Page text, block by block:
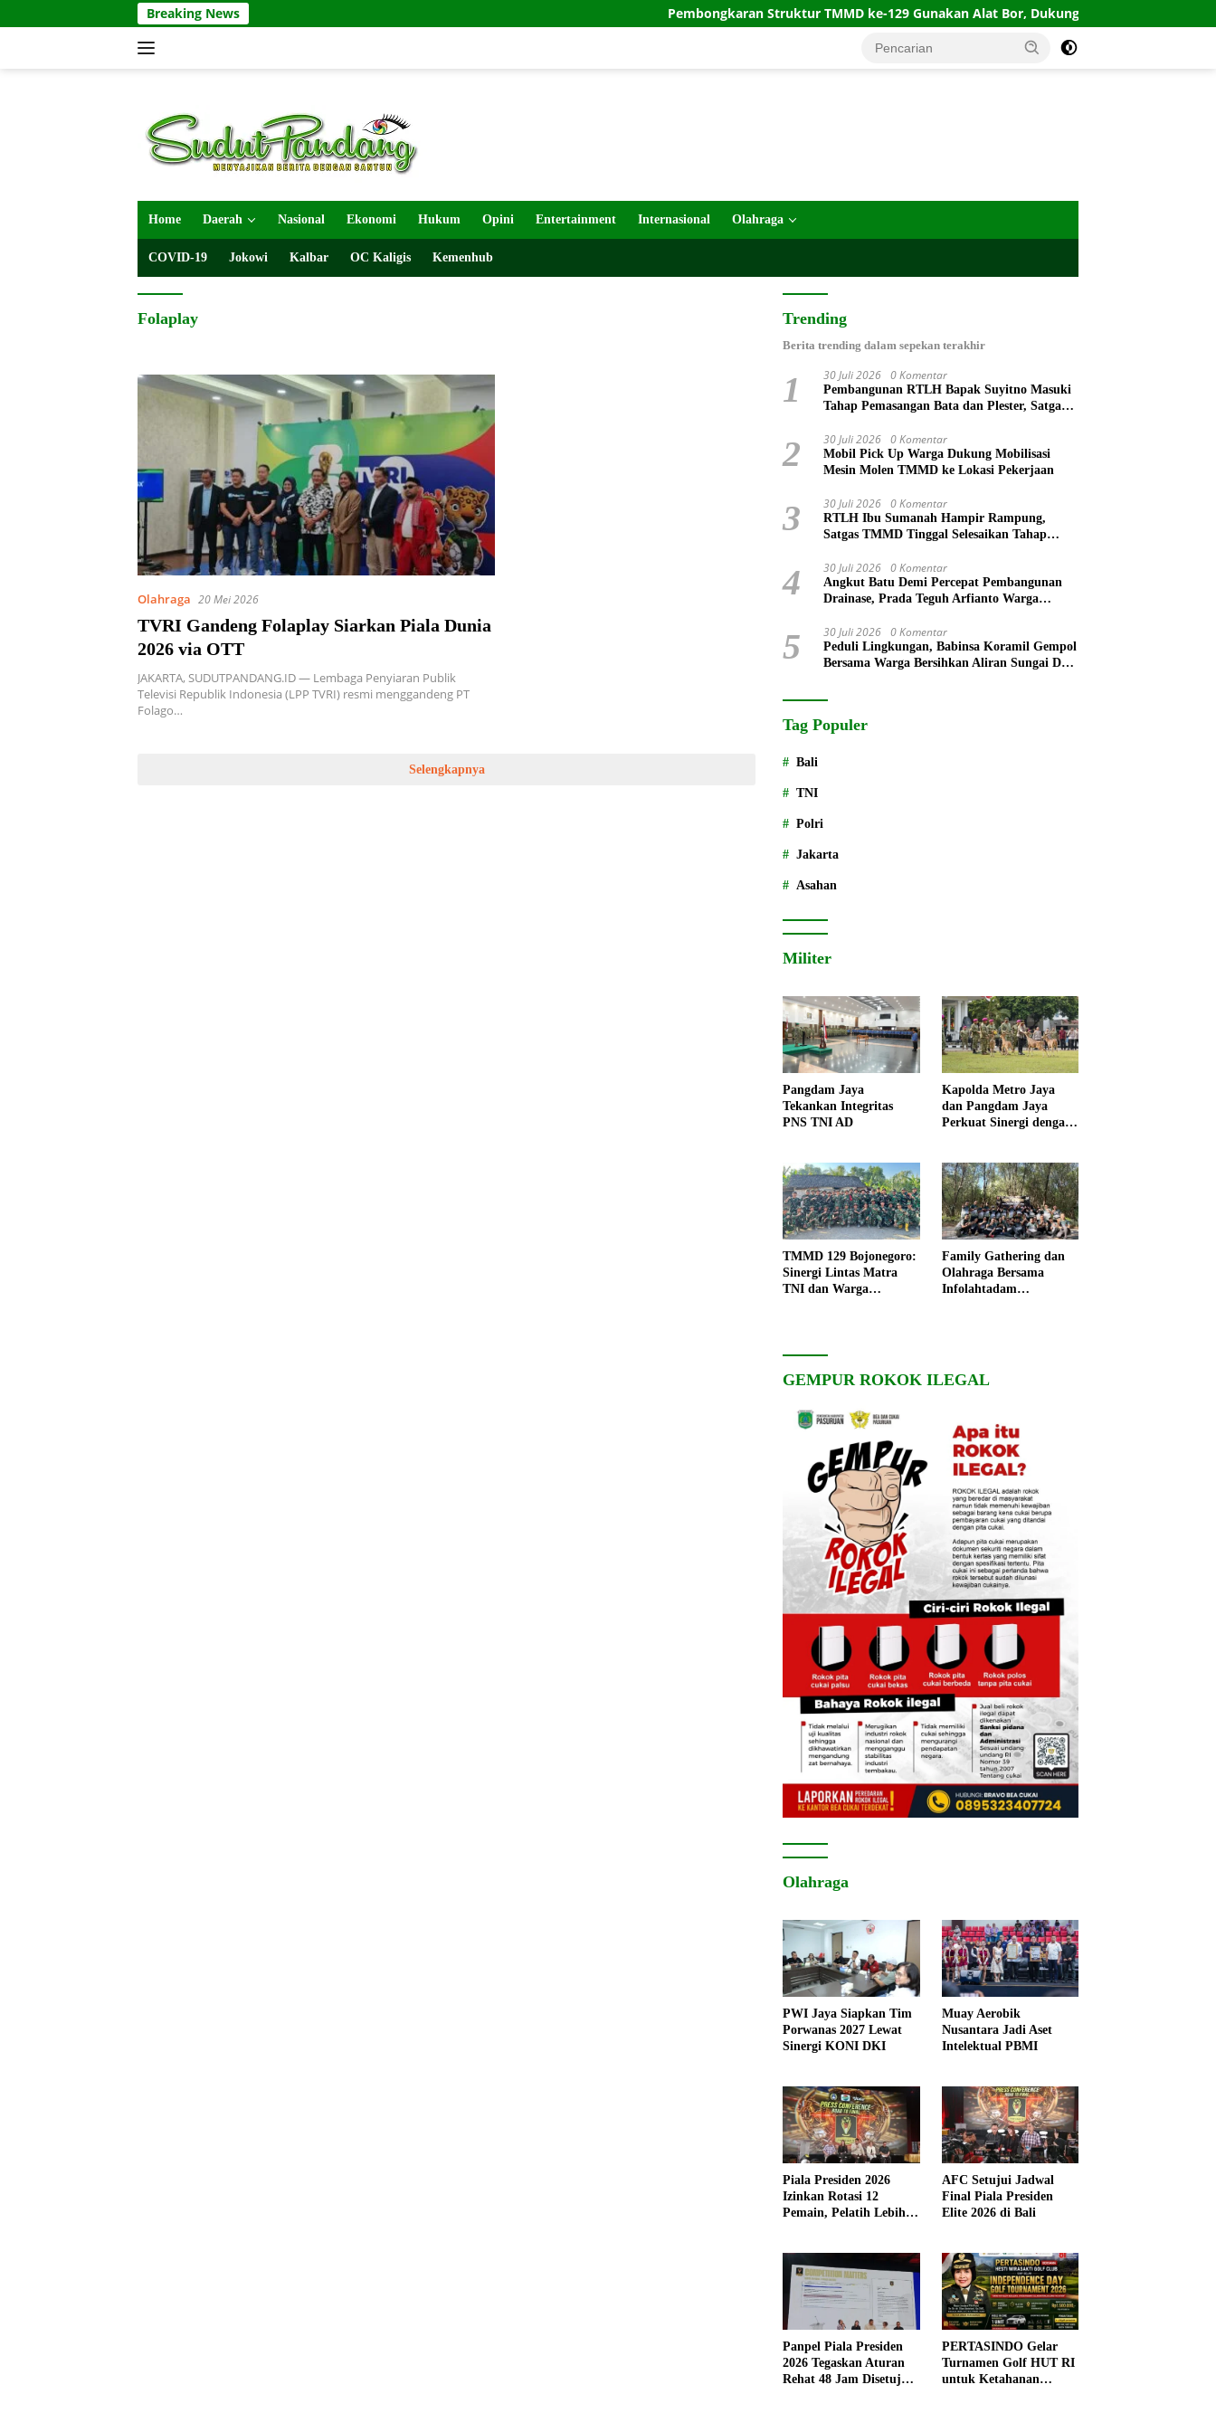
ke
Breaking News Pembongkaran Struktur TMMD ke-129 Gunakan Alat Bor, Dukung Percepatan Pembangunan
Home Daerah Nasional Ekonomi Hukum Opini Entertainment Internasional Olahraga
COVID-19 Jokowi Kalbar OC Kaligis Kemenhub
Folaplay
Olahraga 20 Mei 2026
TVRI Gandeng Folaplay Siarkan Piala Dunia
2026 via OTT
JAKARTA, SUDUTPANDANG.ID — Lembaga Penyiaran Publik
Televisi Republik Indonesia (LPP TVRI) resmi menggandeng PT
Folago…
Selengkapnya
Trending
Berita trending dalam sepekan terakhir
1 30 Juli 2026 0 Komentar
Pembangunan RTLH Bapak Suyitno Masuki
Tahap Pemasangan Bata dan Plester, Satgas
2 30 Juli 2026 0 Komentar
Mobil Pick Up Warga Dukung Mobilisasi
Mesin Molen TMMD ke Lokasi Pekerjaan
3 30 Juli 2026 0 Komentar
RTLH Ibu Sumanah Hampir Rampung,
Satgas TMMD Tinggal Selesaikan Tahap
4 30 Juli 2026 0 Komentar
Angkut Batu Demi Percepat Pembangunan
Drainase, Prada Teguh Arfianto Warga
5 30 Juli 2026 0 Komentar
Peduli Lingkungan, Babinsa Koramil Gempol
Bersama Warga Bersihkan Aliran Sungai Desa
Tag Populer
Bali
TNI
Polri
Jakarta
Asahan
Militer
Pangdam Jaya
Tekankan Integritas
PNS TNI AD
Kapolda Metro Jaya
dan Pangdam Jaya
Perkuat Sinergi dengan
TMMD 129 Bojonegoro:
Sinergi Lintas Matra
TNI dan Warga
Family Gathering dan
Olahraga Bersama
Infolahtadam
GEMPUR ROKOK ILEGAL
Olahraga
PWI Jaya Siapkan Tim
Porwanas 2027 Lewat
Sinergi KONI DKI
Muay Aerobik
Nusantara Jadi Aset
Intelektual PBMI
Piala Presiden 2026
Izinkan Rotasi 12
Pemain, Pelatih Lebih
AFC Setujui Jadwal
Final Piala Presiden
Elite 2026 di Bali
Panpel Piala Presiden
2026 Tegaskan Aturan
Rehat 48 Jam Disetujui
PERTASINDO Gelar
Turnamen Golf HUT RI
untuk Ketahanan